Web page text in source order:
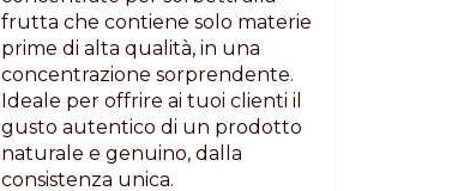
frutta che contiene solo materie
prime di alta qualità, in una
concentrazione sorprendente.
Ideale per offrire ai tuoi clienti il
gusto autentico di un prodotto
naturale e genuino, dalla
consistenza unica.